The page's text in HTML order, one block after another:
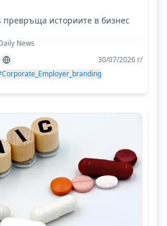
превръща историите в бизнес
News
30/07/2026 г/